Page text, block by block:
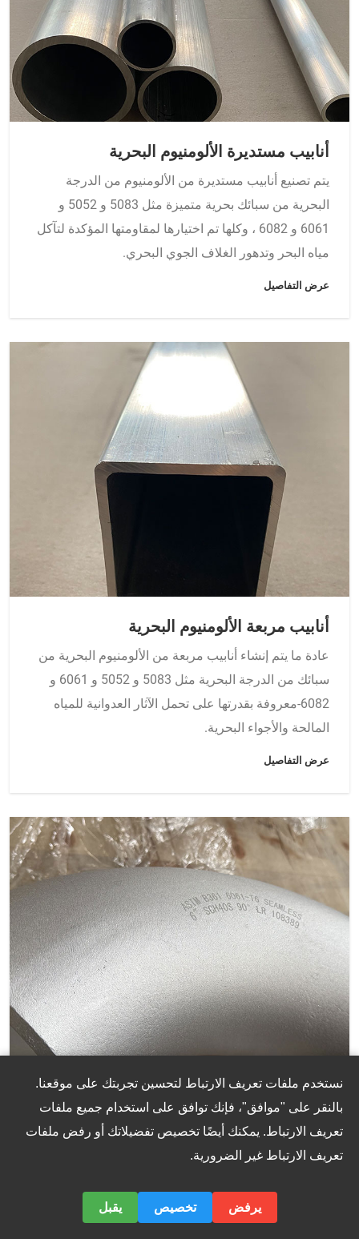
أنابيب مستديرة الألومنيوم البحرية
يتم تصنيع أنابيب مستديرة من الألومنيوم من الدرجة
البحرية من سبائك بحرية متميزة مثل 5083 و 5052 و
6061 و 6082 ، وكلها تم اختيارها لمقاومتها المؤكدة لتآكل
مياه البحر وتدهور الغلاف الجوي البحري.
عرض التفاصيل
أنابيب مربعة الألومنيوم البحرية
عادة ما يتم إنشاء أنابيب مربعة من الألومنيوم البحرية من
سبائك من الدرجة البحرية مثل 5083 و 5052 و 6061 و
6082-معروفة بقدرتها على تحمل الآثار العدوانية للمياه
المالحة والأجواء البحرية.
عرض التفاصيل
6061-T6 90 درجة من الأنبوب الألمنيوم البحري
T6 من الدرجة البحرية ، وتم تصميم هذا الكوع لتوفير
السفن ، والمنصات البحرية ، وأنظمة البنية التحتية البحرية.
نستخدم ملفات تعريف الارتباط لتحسين تجربتك على موقعنا.
بالنقر على "موافق"، فإنك توافق على استخدام جميع ملفات
تعريف الارتباط. يمكنك أيضًا تخصيص تفضيلاتك أو رفض ملفات
تعريف الارتباط غير الضرورية.
يرفض تخصيص يقبل